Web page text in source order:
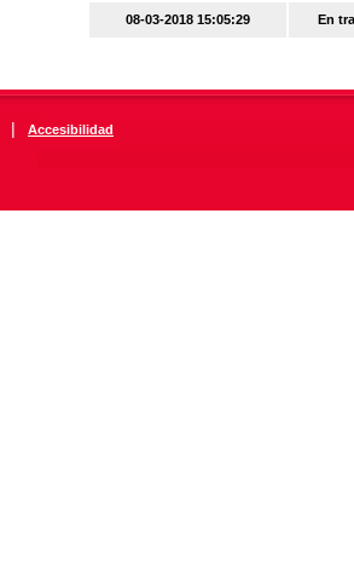
08-03-2018 15:05:29 En
| Accesibilidad